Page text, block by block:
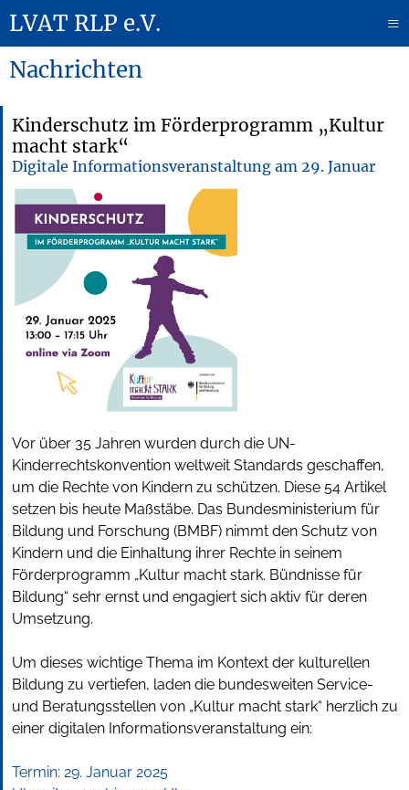
LVAT RLP e.V.
≡
Nachrichten
Kinderschutz im Förderprogramm „Kultur
macht stark“
Digitale Informationsveranstaltung am 29. Januar
Vor über 35 Jahren wurden durch die UN-
Kinderrechtskonvention weltweit Standards geschaffen,
um die Rechte von Kindern zu schützen. Diese 54 Artikel
setzen bis heute Maßstäbe. Das Bundesministerium für
Bildung und Forschung (BMBF) nimmt den Schutz von
Kindern und die Einhaltung ihrer Rechte in seinem
Förderprogramm „Kultur macht stark. Bündnisse für
Bildung“ sehr ernst und engagiert sich aktiv für deren
Umsetzung.
Um dieses wichtige Thema im Kontext der kulturellen
Bildung zu vertiefen, laden die bundesweiten Service-
und Beratungsstellen von „Kultur macht stark“ herzlich zu
einer digitalen Informationsveranstaltung ein:
Termin: 29. Januar 2025